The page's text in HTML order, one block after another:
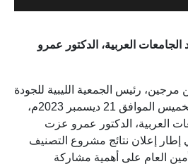
الجامعات العربية، الدكتور عمرو
مرجين، رئيس الجمعية الليبية للجودة
والتميز في التعليم، يوم الخميس الموافق 21 ديسمبر 2023م،
العربية، الدكتور عمرو عزت
إطار إعلان نتائج مشروع التصنيف
العام على أهمية مشاركة